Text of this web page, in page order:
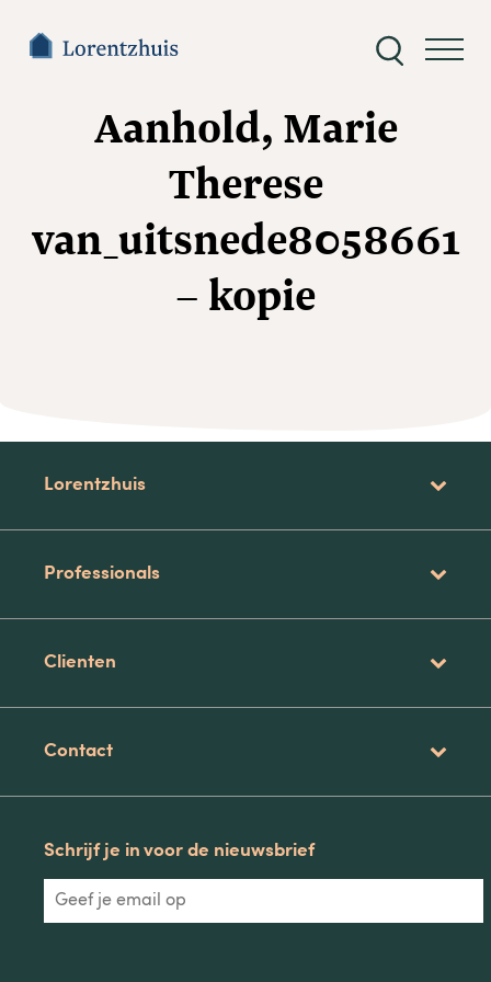
Zoeken
Aanhold, Marie
Therese
van_uitsnede8058661
– kopie
Lorentzhuis
Professionals
Clienten
Contact
Schrijf je in voor de nieuwsbrief